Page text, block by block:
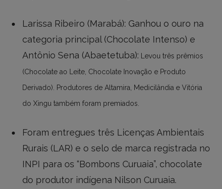
Larissa Ribeiro (Marabá): Ganhou o ouro na
categoria principal (Chocolate Intenso) e
Antônio Sena (Abaetetuba): Levou três prêmios
(Chocolate ao Leite, Chocolate Inovação e Produto
Derivado). Produtores de Altamira, Medicilândia e Vitória
do Xingu também foram premiados.
Foram entregues três Licenças Ambientais
Rurais (LAR) e o selo de marca registrada no
INPI para os “Bombons Curuaia”, chocolate
do produtor indígena Nilson Curuaia.